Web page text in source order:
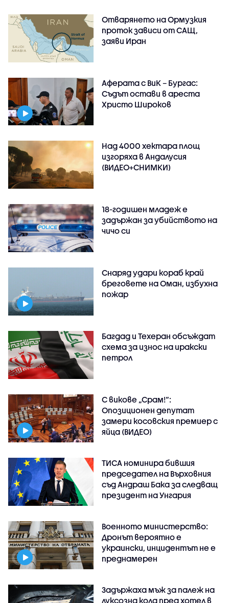
Отварянето на Ормузкия
проток зависи от САЩ,
заяви Иран
Аферата с ВиК – Бургас:
Съдът остави в ареста
Христо Широков
Над 4000 хектара площ
изгоряха в Андалусия
(ВИДЕО+СНИМКИ)
18-годишен младеж е
задържан за убийството на
чичо си
Снаряд удари кораб край
бреговете на Оман, избухна
пожар
Багдад и Техеран обсъждат
схема за износ на иракски
петрол
С викове „Срам!“:
Опозиционен депутат
замери косовския премиер с
яйца (ВИДЕО)
ТИСА номинира бившия
председател на Върховния
съд Андраш Бака за следващ
президент на Унгария
Военното министерство:
Дронът вероятно е
украински, инцидентът не е
преднамерен
Задържаха мъж за палеж на
луксозна кола пред хотел в